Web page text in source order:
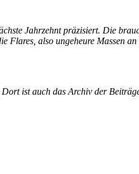
Jahrzehnt präzisiert. Die
Flares, also ungeheure Massen
Dort ist auch das Archiv der